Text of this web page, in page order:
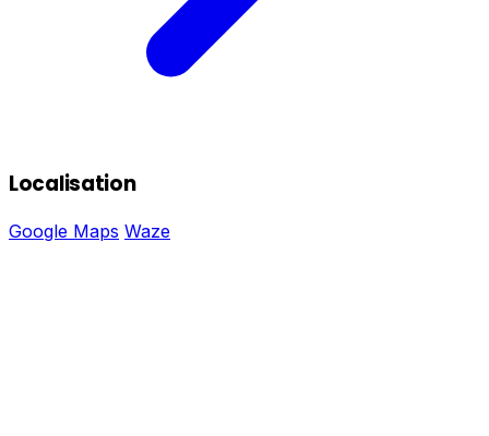
Localisation
Google Maps Waze